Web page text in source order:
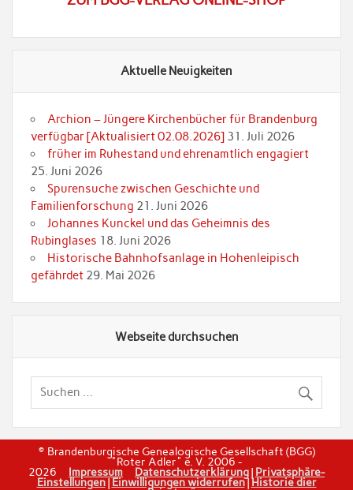
Aktuelle Neuigkeiten
Archion – Jüngere Kirchenbücher für Brandenburg
verfügbar [Aktualisiert 02.08.2026] 31. Juli 2026
früher im Ruhestand und ehrenamtlich engagiert
25. Juni 2026
Spurensuche zwischen Geschichte und
Familienforschung 21. Juni 2026
Johannes Kunckel und das Geheimnis des
Rubinglases 18. Juni 2026
Historische Bahnhofsanlage in Hohenleipisch
gefährdet 29. Mai 2026
Webseite durchsuchen
© Brandenburgische Genealogische Gesellschaft (BGG)
"Roter Adler" e. V. 2006 -
2026 Impressum Datenschutzerklärung| Privatsphäre-
Einstellungen| Einwilligungen widerrufen|Historie dier